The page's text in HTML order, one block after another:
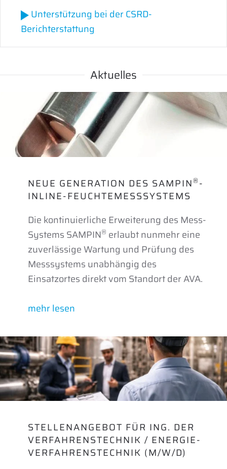
Unterstützung bei der CSRD-
Berichterstattung
Aktuelles
NEUE GENERATION DES SAMPIN®-
INLINE-FEUCHTE­MESSSYSTEMS
Die kontinuierliche Erweiterung des Mess-
Systems SAMPIN® erlaubt nunmehr eine
zuver­lässige Wartung und Prüfung des
Messsystems unabhängig des
Einsatzortes direkt vom Standort der AVA.
mehr lesen
STELLENANGEBOT FÜR ING. DER
VER­FAHRENS­TECHNIK / ENERGIE­
VER­FAHRENS­TECHNIK (M/W/D)